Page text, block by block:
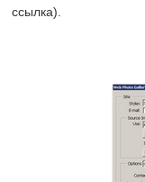
ссылка).